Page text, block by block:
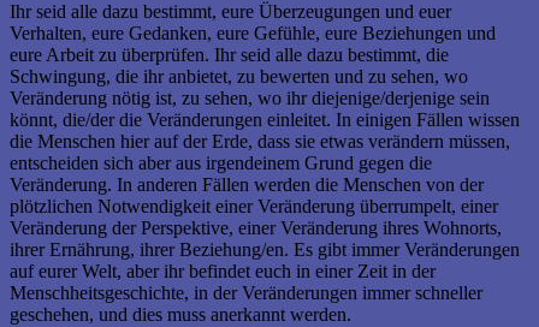
Ihr seid alle dazu bestimmt, eure Überzeugungen und euer
Verhalten, eure Gedanken, eure Gefühle, eure Beziehungen und
eure Arbeit zu überprüfen. Ihr seid alle dazu bestimmt, die
Schwingung, die ihr anbietet, zu bewerten und zu sehen, wo
Veränderung nötig ist, zu sehen, wo ihr diejenige/derjenige sein
könnt, die/der die Veränderungen einleitet. In einigen Fällen wissen
die Menschen hier auf der Erde, dass sie etwas verändern müssen,
entscheiden sich aber aus irgendeinem Grund gegen die
Veränderung. In anderen Fällen werden die Menschen von der
plötzlichen Notwendigkeit einer Veränderung überrumpelt, einer
Veränderung der Perspektive, einer Veränderung ihres Wohnorts,
ihrer Ernährung, ihrer Beziehung/en. Es gibt immer Veränderungen
auf eurer Welt, aber ihr befindet euch in einer Zeit in der
Menschheitsgeschichte, in der Veränderungen immer schneller
geschehen, und dies muss anerkannt werden.